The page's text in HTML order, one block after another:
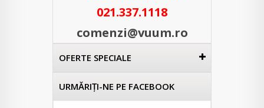
021.337.1118
comenzi@vuum.ro
OFERTE SPECIALE
URMĂRIŢI-NE PE FACEBOOK